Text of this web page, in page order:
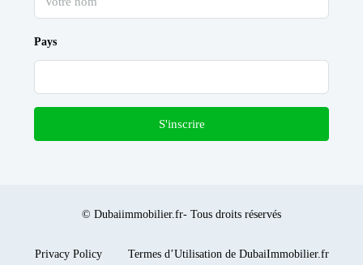
Pays
S'inscrire
© Dubaiimmobilier.fr- Tous droits réservés
Privacy Policy Termes d’Utilisation de DubaiImmobilier.fr